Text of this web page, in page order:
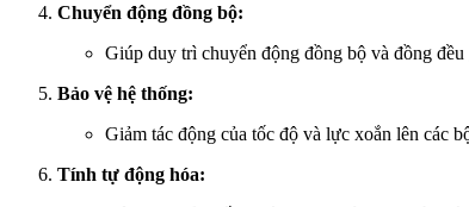
Chuyển động đồng bộ:
Giúp duy trì chuyển động đồng bộ và đồng
Bảo vệ hệ thống:
Giảm tác động của tốc độ và lực xoắn lên các
Tính tự động hóa: